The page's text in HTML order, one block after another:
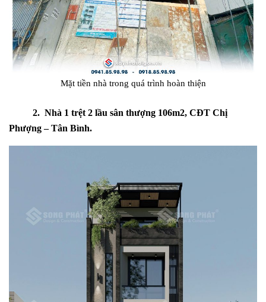
Mặt tiền nhà trong quá trình hoàn thiện
2. Nhà 1 trệt 2 lầu sân thượng 106m2, CĐT Chị
Phượng – Tân Bình.